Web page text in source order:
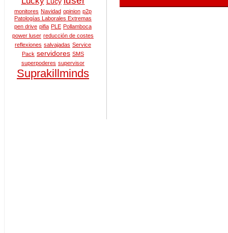
monitores Navidad opinion p2p
Patologías Laborales Extremas
pen drive pifia PLE Pollamboca
power luser reducción de costes
reflexiones salvajadas Service
Pack servidores SMS
superpoderes supervisor
Suprakillminds